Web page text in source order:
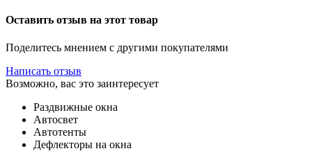
Оставить отзыв на этот товар
Поделитесь мнением с другими покупателями
Написать отзыв
Возможно, вас это заинтересует
Раздвижные окна
Автосвет
Автотенты
Дефлекторы на окна